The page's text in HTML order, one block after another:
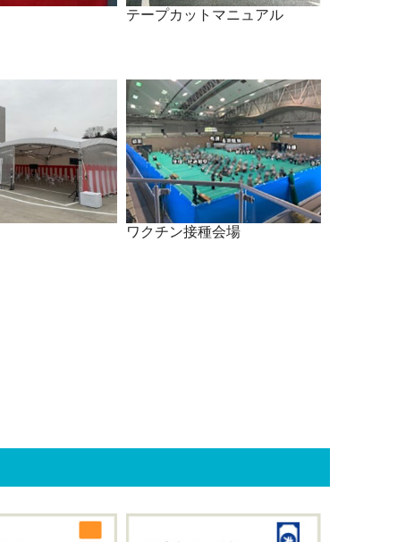
テープカットマニュアル
ワクチン接種会場